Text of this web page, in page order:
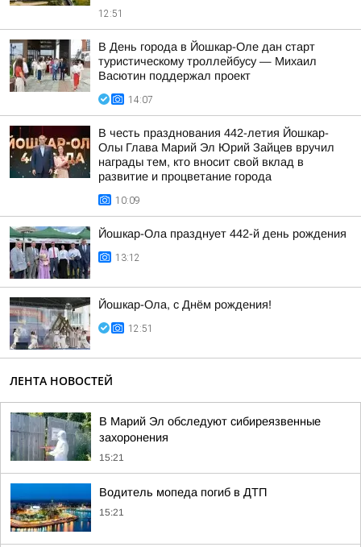
12:51
В День города в Йошкар-Оле дан старт
туристическому троллейбусу — Михаил
Васютин поддержал проект
14:07
В честь празднования 442-летия Йошкар-
Олы Глава Марий Эл Юрий Зайцев вручил
награды тем, кто вносит свой вклад в
развитие и процветание города
10:09
Йошкар-Ола празднует 442-й день рождения
13:12
Йошкар-Ола, с Днём рождения!
12:51
ЛЕНТА НОВОСТЕЙ
В Марий Эл обследуют сибиреязвенные
захоронения
15:21
Водитель мопеда погиб в ДТП
15:21